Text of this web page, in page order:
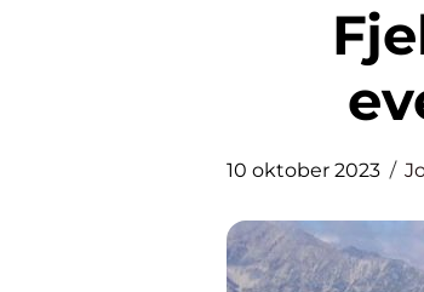
Fjelltur Oppdal: Utforsk
10 oktober 2023